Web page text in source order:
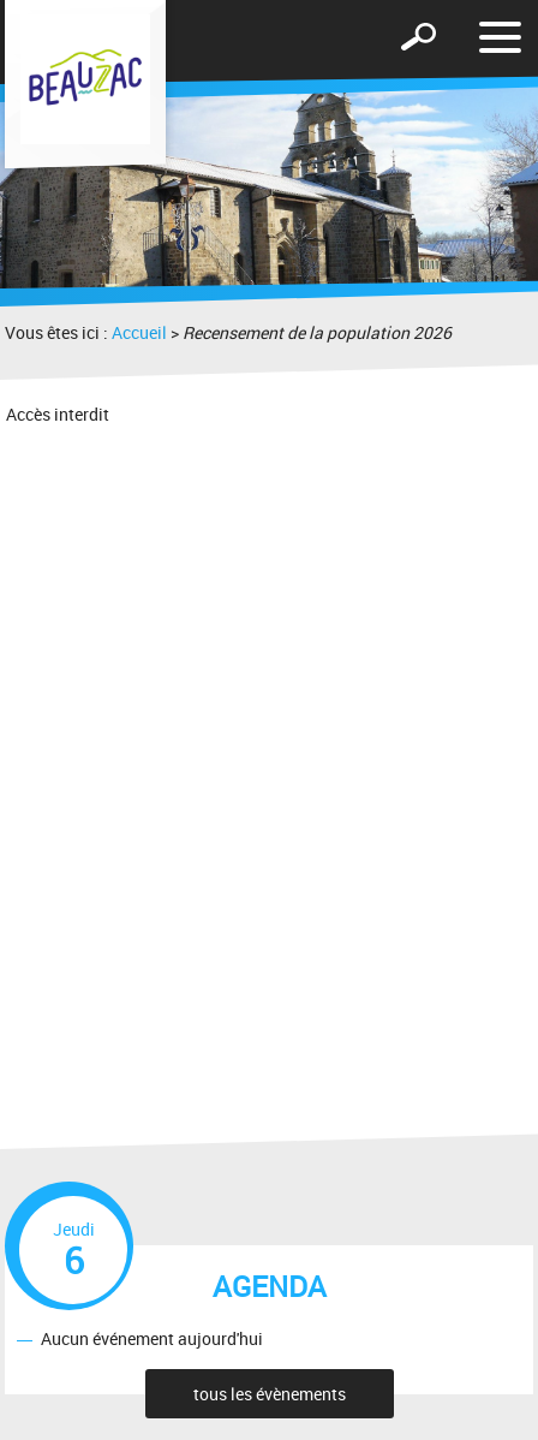
le
Afficher
formulaire
de
recherche
Vous êtes ici :Accueil > Recensement de la population 2026
Accès interdit
AGENDA
Jeudi
6
Aucun événement aujourd'hui
tous les évènements